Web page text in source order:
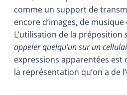
comme un support de
encore d’images, de
L’utilisation de la préposition
appeler quelqu’un sur un
expressions apparentées est
la représentation qu’on a de